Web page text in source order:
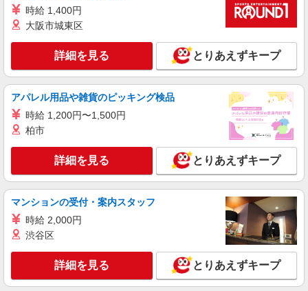
時給1450円〜2062円 ＜日払い有/週払い有/交
筑紫野市
キープ 詳細を見る
派遣社員
株式会社kotrio /●FK-H-2067906
筑紫野市｜まずは送迎業務で活躍しよう◎デイ
サービスSTAFF
時給1450円〜2062円 ＜日払い有/週払い有/交
通費全支給(ガソリン代含む)＞
福岡県筑紫野市
キープ 詳細を見る
派遣社員
株式会社kotrio /●FK-H-2068664
＼収入アップを全面サポート／小規模デイ
時給 1,400円
大阪市城東区
詳細を見る とりあえずキープ
アパレル用品や雑貨のピッキング検品
時給 1,200円〜1,500円
柏市
詳細を見る とりあえずキープ
マンションの受付・案内スタッフ
時給 2,000円
渋谷区
詳細を見る とりあえずキープ